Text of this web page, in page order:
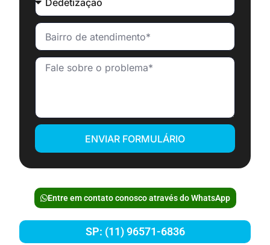
ENVIAR FORMULÁRIO
Entre em contato conosco através do WhatsApp
SP: (11) 96571-6836